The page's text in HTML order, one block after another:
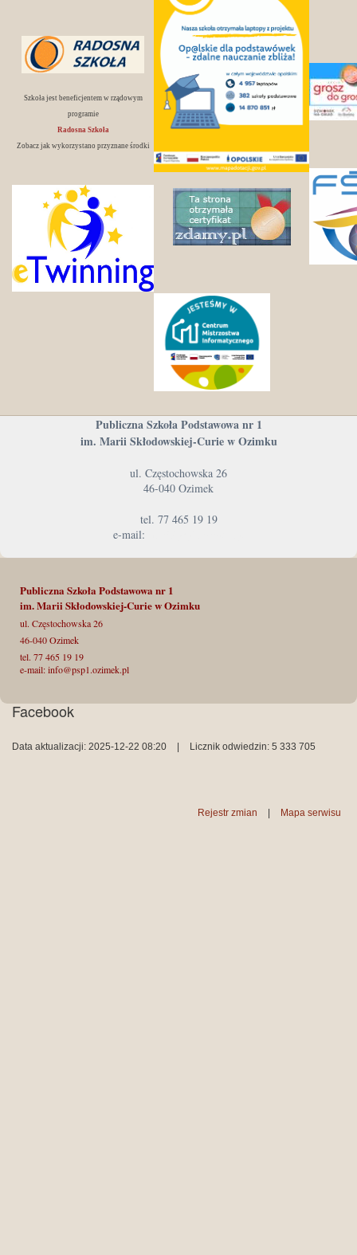
Szkoła jest beneficjentem w rządowym
programie
Radosna Szkoła
Zobacz jak wykorzystano przyznane środki
Publiczna Szkoła Podstawowa nr 1
im. Marii Skłodowskiej-Curie w Ozimku
ul. Częstochowska 26
46-040 Ozimek
tel. 77 465 19 19
e-mail:
Publiczna Szkoła Podstawowa nr 1
im. Marii Skłodowskiej-Curiew Ozimku
ul. Częstochowska 26
46-040 Ozimek
tel. 77 465 19 19
e-mail: info@psp1.ozimek.pl
Facebook
Data aktualizacji: 2025-12-22 08:20 Licznik odwiedzin: 5 333 705
Rejestr zmian Mapa serwisu